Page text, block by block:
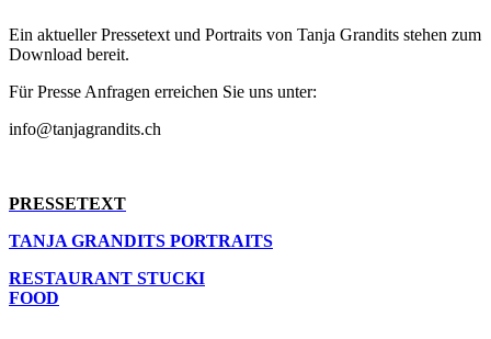
Ein aktueller Pressetext und Portraits von Tanja Grandits stehen zum
Download bereit.
Für Presse Anfragen erreichen Sie uns unter:
info@tanjagrandits.ch
PRESSETEXT
TANJA GRANDITS PORTRAITS
RESTAURANT STUCKI
FOOD